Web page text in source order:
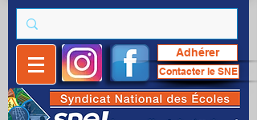
Adhérer
Contacter le SNE